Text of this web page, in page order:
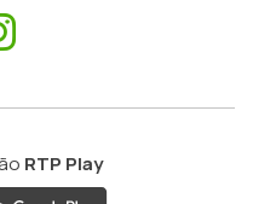
RTP Play